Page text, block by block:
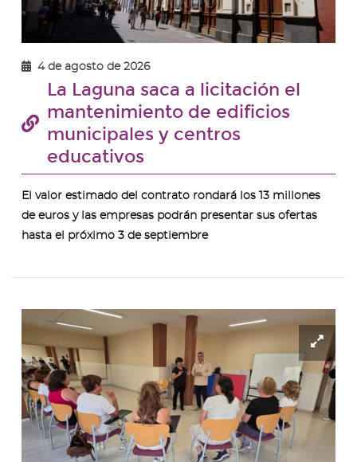
4 de agosto de 2026
La Laguna saca a licitación el
mantenimiento de edificios
municipales y centros
educativos
El valor estimado del contrato rondará los 13 millones
de euros y las empresas podrán presentar sus ofertas
hasta el próximo 3 de septiembre
-